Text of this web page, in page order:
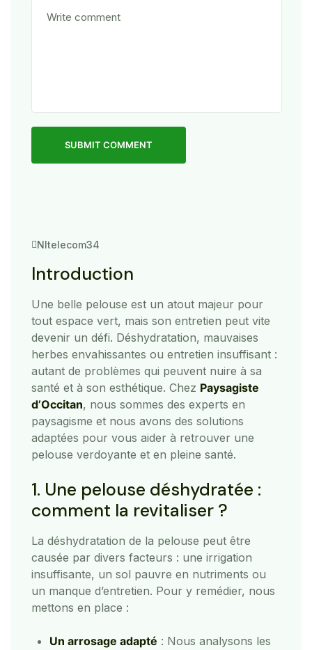
SUBMIT COMMENT
Nltelecom34
Introduction
Une belle pelouse est un atout majeur pour
tout espace vert, mais son entretien peut vite
devenir un défi. Déshydratation, mauvaises
herbes envahissantes ou entretien insuffisant :
autant de problèmes qui peuvent nuire à sa
santé et à son esthétique. Chez Paysagiste
d’Occitan, nous sommes des experts en
paysagisme et nous avons des solutions
adaptées pour vous aider à retrouver une
pelouse verdoyante et en pleine santé.
1. Une pelouse déshydratée :
comment la revitaliser ?
La déshydratation de la pelouse peut être
causée par divers facteurs : une irrigation
insuffisante, un sol pauvre en nutriments ou
un manque d’entretien. Pour y remédier, nous
mettons en place :
Un arrosage adapté : Nous analysons les